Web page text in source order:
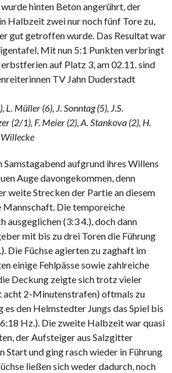
hinten Beton angerührt, der
Halbzeit zwei nur noch fünf Tore zu,
gut getroffen wurde. Das Resultat war
Mit nun 5:1 Punkten verbringt
auf Platz 3, am 02.11. sind
TV Jahn Duderstadt
L. Müller (6), J. Sonntag (5), J.S.
(2/1), F. Meier (2), A. Stankova (2), H.
Willecke
Samstagabend aufgrund ihres Willens
Auge davongekommen, denn
weite Strecken der Partie an diesem
Mannschaft. Die temporeiche
ausgeglichen (3:3 4.), doch dann
mit bis zu drei Toren die Führung
Die Füchse agierten zu zaghaft im
einige Fehlpässe sowie zahlreiche
Deckung zeigte sich trotz vieler
acht 2-Minutenstrafen) oftmals zu
es den Helmstedter Jungs das Spiel bis
Hz.). Die zweite Halbzeit war quasi
der Aufsteiger aus Salzgitter
Start und ging rasch wieder in Führung
ließen sich weder dadurch, noch